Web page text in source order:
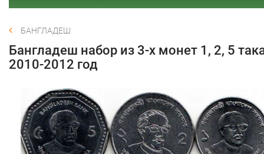
БАНГЛАДЕШ
Бангладеш набор из 3-х монет 1, 2, 5
2010-2012 год